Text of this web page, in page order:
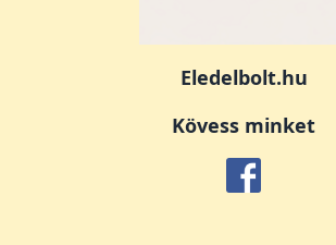
Eledelbolt.hu
Kövess minket